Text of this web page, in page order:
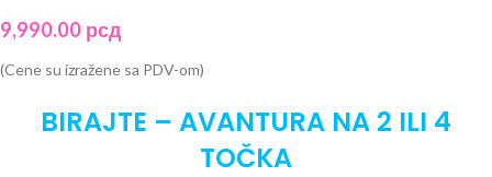
9,990.00 рсд
(Cene su izražene sa PDV-om)
BIRAJTE – AVANTURA NA 2 ILI 4
TOČKA